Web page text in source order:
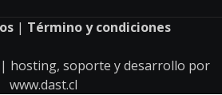
| Término y condiciones
| hosting, soporte y desarrollo por
www.dast.cl